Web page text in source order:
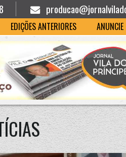
EDIÇÕES ANTERIORES ANUNCIE